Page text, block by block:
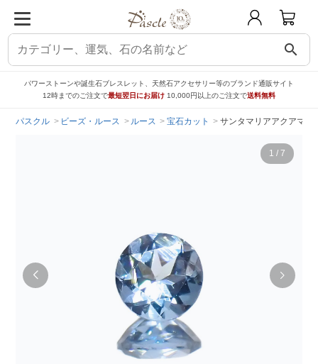
search
パワーストーンや誕生石ブレスレット、天然石アクセサリー等のブランド通販サイト
12時までのご注文で最短翌日にお届け 10,000円以上のご注文で送料無料
パスクル ビーズ・ルース ルース 宝石カット サンタマリアアクアマリ
1 / 7